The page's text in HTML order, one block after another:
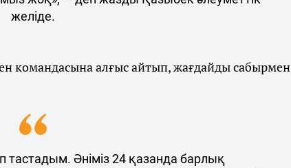
желіде.
командасына алғыс айтып, жағдайды сабырмен
тастадым. Әніміз 24 қазанда барлық